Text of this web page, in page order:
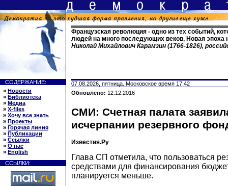
Французская революция - одно из тех событий,
людей на много последующих веков, Новая эпоха
Николай Михайлович Карамзин (1766-1826),
СОДЕРЖАНИЕ:
» Новости
» Библиотека
» Медиа
» X-files
» Хочу все знать
» Проекты
» Горячая линия
» Публикации
» Ссылки
» О нас
» English
ССЫЛКИ:
07.08.2026, пятница. Московское время 17:42
Обновлено: 12.12.2016
СМИ: Счетная палата
исчерпании резервного
Известия.Ру
Глава СП отметила, что пользоваться
средствами для финансирования
планируется меньше.